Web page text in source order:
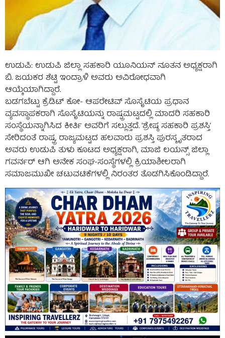
ಉಡುಪಿ: ಉಡುಪಿ ಜಿಲ್ಲಾ ಸಹಕಾರಿ ಯೂನಿಯನ್‌ ನೂತನ ಅಧ್ಯಕ್ಷರಾಗಿ
ಬಿ. ಜಯಕರ ಶೆಟ್ಟಿ ಇಂದ್ರಾಳಿ ಅವರು ಅವಿರೋಧವಾಗಿ
ಆಯ್ಕೆಯಾಗಿದ್ದಾರೆ.
ಬಡಗಬೆಟ್ಟು ಕ್ರೆಡಿಟ್‌ ಕೋ- ಆಪರೇಟಿವ್‌ ಸೊಸೈಟಿಯ ಪ್ರಧಾನ
ವ್ಯವಸ್ಥಾಪಕರಾಗಿ ಸೊಸೈಟಿಯನ್ನು ರಾಷ್ಟ್ರಮಟ್ಟದಲ್ಲಿ ಮಾದರಿ ಸಹಕಾರಿ
ಸಂಸ್ಥೆಯನ್ನಾಗಿಸಿದ ಕೀರ್ತಿ ಅವರಿಗೆ ಸಲ್ಲುತ್ತದೆ. ‘ಶ್ರೇಷ್ಠ ಸಹಕಾರಿ ಪ್ರಶಸ್ತಿ’
ಸೇರಿದಂತೆ ರಾಷ್ಟ್ರ, ರಾಜ್ಯಮಟ್ಟದ ಹಲವಾರು ಪ್ರಶಸ್ತಿ ಪುರಸ್ಕೃತರಾದ
ಅವರು ಉಡುಪಿ ತುಳು ಕೂಟದ ಅಧ್ಯಕ್ಷರಾಗಿ, ಮಾಜಿ ಲಯನ್ಸ್‌ ಜಿಲ್ಲಾ
ಗವರ್ನರ್‌ ಆಗಿ ಅನೇಕ ಸಂಘ-ಸಂಸ್ಥೆಗಳಲ್ಲಿ ಕ್ರಿಯಾಶೀಲರಾಗಿ
ಸಮಾಜಮುಖೀ ಚಟುವಟಿಕೆಗಳಲ್ಲಿ ನಿರಂತರ ತೊಡಗಿಸಿಕೊಂಡಿದ್ದಾರೆ.